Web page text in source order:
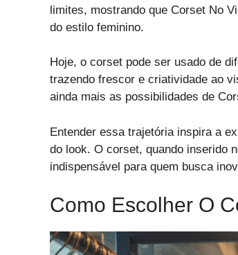
limites, mostrando que Corset No
do estilo feminino.
Hoje, o corset pode ser usado de
trazendo frescor e criatividade ao
ainda mais as possibilidades de
Entender essa trajetória inspira a
do look. O corset, quando inserido
indispensável para quem busca
Como Escolher O